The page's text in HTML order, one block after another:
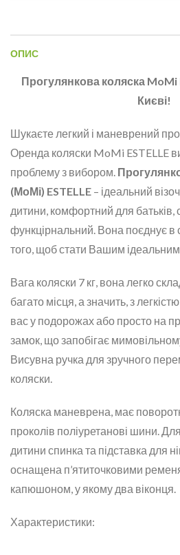
ОПИС
Прогулянкова коляска MoMi
Києві!
Шукаєте легкий і маневрений
Оренда коляски MoMi ESTELLE
проблему з вибором.
(МоМі) ESTELLE – ідеальний
дитини, комфортний для батьків,
функцірнальний. Вона поєднує в
того, щоб стати Вашим ідеальним
Вага коляски 7 кг, вона легко
багато місця, а значить, з
вас у подорожах або просто на
замок, що запобігає
Висувна ручка для зручного
коляски.
Коляска маневрена, має
проколів поліуретанові шини.
дитини спинка та підставка для
оснащена п’ятиточковими
капюшоном, у якому два віконця.
Характеристики: